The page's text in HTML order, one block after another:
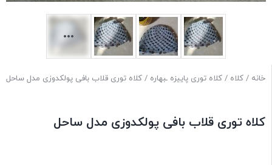
خانه / کلاه / کلاه توری پاییزه ـبهاره / کلاه توری قلاب بافی پولکدوزی مدل ساحل
کلاه توری قلاب بافی پولکدوزی مدل ساحل